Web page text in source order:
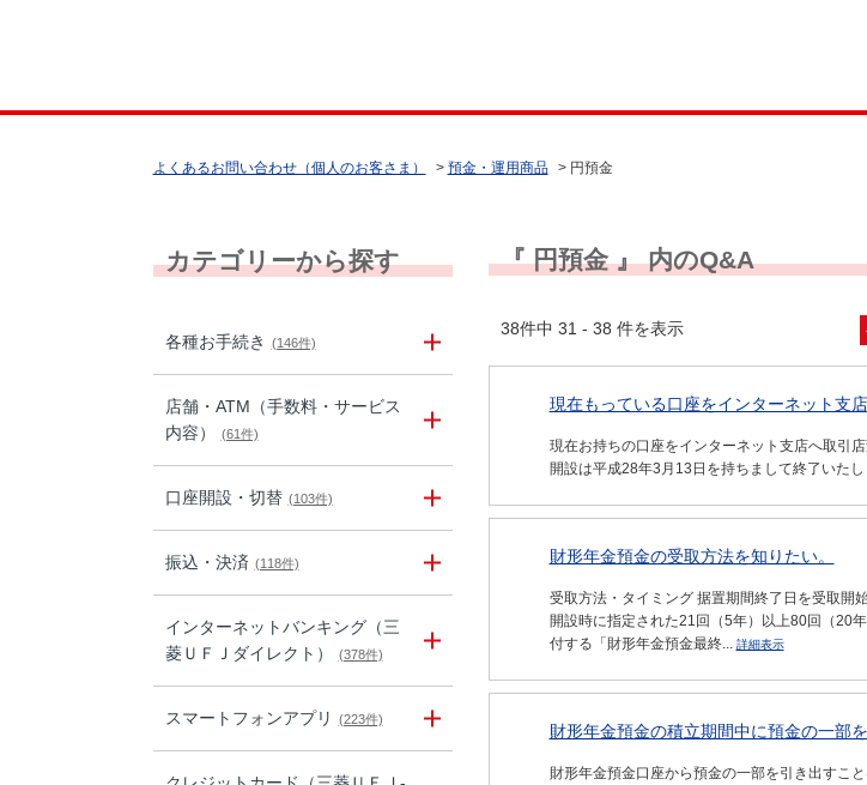
よくあるお問い合わせ（個人のお客さま） > 預金・運用商品 > 円預金
カテゴリーから探す
各種お手続き (146件)
店舗・ATM（手数料・サービス
内容）
(61件)
口座開設・切替 (103件)
振込・決済 (118件)
インターネットバンキング（三
菱ＵＦＪダイレクト）
(378件)
スマートフォンアプリ (223件)
『 円預金 』 内のQ&A
38件中 31 - 38 件を表示
現在もっている口座をインターネット支
現在お持ちの口座をインターネット支店へ取引
開設は平成28年3月13日を持ちまして終了いたし
財形年金預金の受取方法を知りたい。
受取方法・タイミング 据置期間終了日を受取開
開設時に指定された21回（5年）以上80回（20
付する「財形年金預金最終... 詳細表示
財形年金預金の積立期間中に預金の一部
財形年金預金口座から預金の一部を引き出すこ